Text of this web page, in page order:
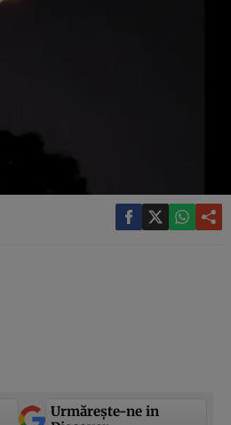
Urmărește-ne in